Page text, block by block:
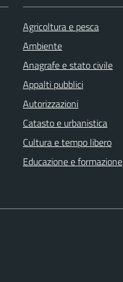
Agricoltura e pesca
Ambiente
Anagrafe e stato civile
Appalti pubblici
Autorizzazioni
Catasto e urbanistica
Cultura e tempo libero
Educazione e formazione